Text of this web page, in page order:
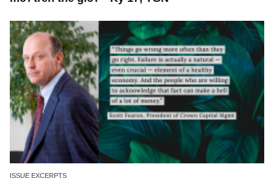
NEWS, TECH & QUOTES
Công nghệ đột phá (disruptive) và xu hướng
mới trên thế giới – Kỳ 17, TGN